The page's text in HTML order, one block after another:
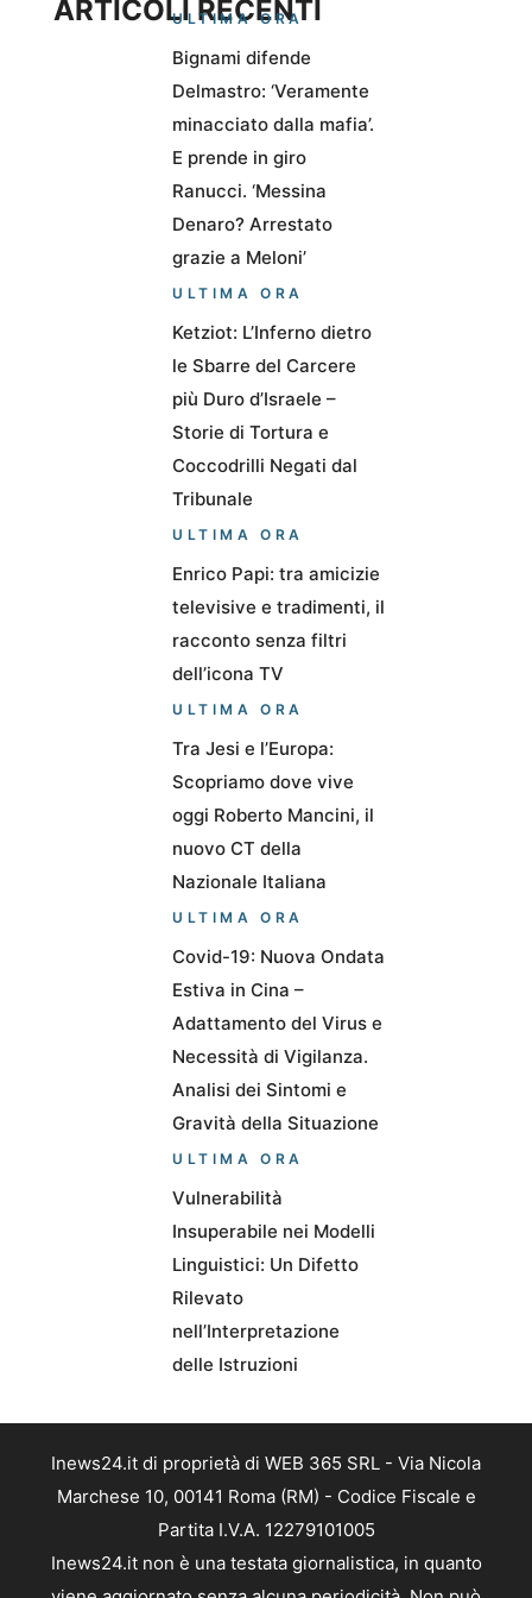
ARTICOLI RECENTI
ULTIMA ORA
Bignami difende
Delmastro: ‘Veramente
minacciato dalla mafia’.
E prende in giro
Ranucci. ‘Messina
Denaro? Arrestato
grazie a Meloni’
ULTIMA ORA
Ketziot: L’Inferno dietro
le Sbarre del Carcere
più Duro d’Israele –
Storie di Tortura e
Coccodrilli Negati dal
Tribunale
ULTIMA ORA
Enrico Papi: tra amicizie
televisive e tradimenti, il
racconto senza filtri
dell’icona TV
ULTIMA ORA
Tra Jesi e l’Europa:
Scopriamo dove vive
oggi Roberto Mancini, il
nuovo CT della
Nazionale Italiana
ULTIMA ORA
Covid-19: Nuova Ondata
Estiva in Cina –
Adattamento del Virus e
Necessità di Vigilanza.
Analisi dei Sintomi e
Gravità della Situazione
ULTIMA ORA
Vulnerabilità
Insuperabile nei Modelli
Linguistici: Un Difetto
Rilevato
nell’Interpretazione
delle Istruzioni
Inews24.it di proprietà di WEB 365 SRL - Via Nicola
Marchese 10, 00141 Roma (RM) - Codice Fiscale e
Partita I.V.A. 12279101005
Inews24.it non è una testata giornalistica, in quanto